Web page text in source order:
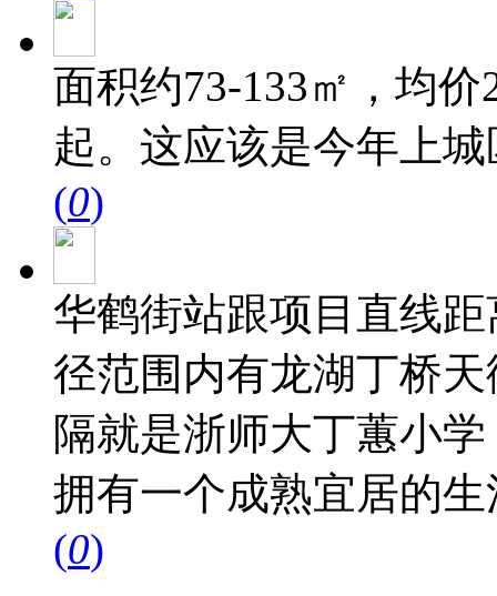
面积约73-133㎡，均
起。这应该是今年上
(0)
华鹤街站跟项目直线
径范围内有龙湖丁桥
隔就是浙师大丁蕙小
拥有一个成熟宜居的
(0)